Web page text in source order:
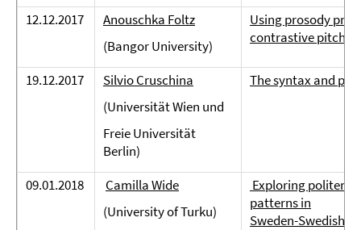
12.12.2017
Anouschka Foltz
(Bangor University)
Using prosody
contrastive pitch
19.12.2017
Silvio Cruschina
(Universität Wien und
Freie Universität
Berlin)
The syntax and
09.01.2018
Camilla Wide
(University of Turku)
Exploring
patterns in
Sweden-Swedish